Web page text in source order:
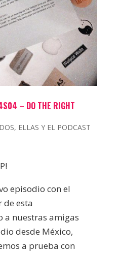
– DO THE RIGHT
, ELLAS Y EL PODCAST
episodio con el
de esta
nuestras amigas
desde México,
a prueba con